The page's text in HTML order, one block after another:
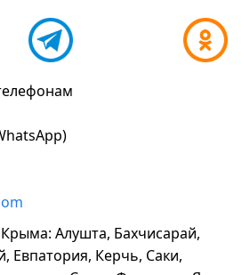
Алушта, Бахчисарай,
Евпатория, Керчь, Саки,